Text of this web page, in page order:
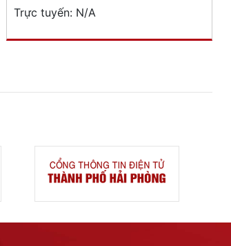
Trực tuyến: N/A